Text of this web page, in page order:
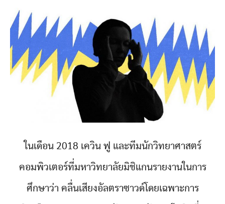
ในเดือน 2018 เควิน ฟู และทีมนักวิทยาศาสตร์
คอมพิวเตอร์ที่มหาวิทยาลัยมิชิแกนรายงานในการ
ศึกษาว่า คลื่นเสียงอัลตราซาวด์โดยเฉพาะการ